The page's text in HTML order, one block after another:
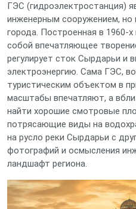
ГЭС (гидроэлектростанция)
инженерным сооружением, но
города. Построенная в 1960-
собой впечатляющее
регулирует сток Сырдарьи и
электроэнергию. Сама ГЭС,
туристическим объектом в
масштабы впечатляют, а
найти хорошие смотровые
потрясающие виды на
на русло реки Сырдарьи с
фотографий и осмысления
ландшафт региона.